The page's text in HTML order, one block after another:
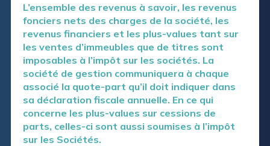
L’ensemble des revenus à savoir, les revenus
fonciers nets des charges de la société, les
revenus financiers et les plus-values tant sur
les ventes d’immeubles que de titres sont
imposables à l’impôt sur les sociétés. La
société de gestion communiquera à chaque
associé la quote-part qu’il doit indiquer dans
sa déclaration fiscale annuelle. En ce qui
concerne les plus-values sur cessions de
parts, celles-ci sont aussi soumises à l’impôt
sur les Sociétés.